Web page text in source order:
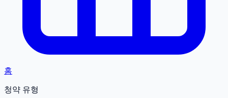
홈
청약 유형